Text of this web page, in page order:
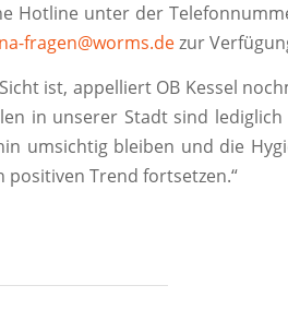
Hotline unter der
fragen@worms.dezur
ist, appelliert OB Kessel
in unserer Stadt sind lediglich
umsichtig bleiben und die
Trend fortsetzen.“